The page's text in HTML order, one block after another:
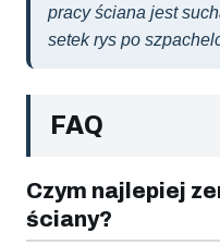
pracy ściana jest
setek rys po
FAQ
Czym najlepiej
ściany?